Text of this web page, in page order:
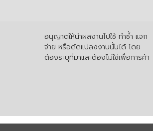
อนุญาตให้นำผลงานไปใช้ ทำซ้ำ แจก
จ่าย หรือดัดแปลงงานนั้นได้ โดย
ต้องระบุที่มาและต้องไม่ใช่เพื่อการค้า